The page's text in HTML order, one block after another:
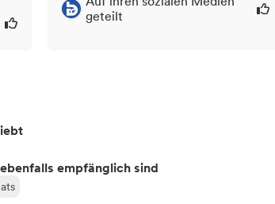
geteilt
empfänglich sind